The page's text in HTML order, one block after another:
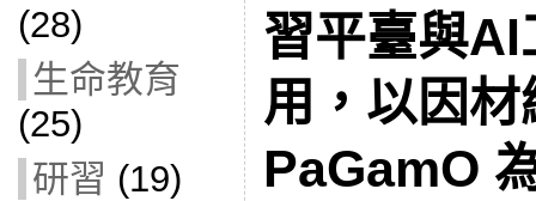
(28)
生命教育
(25)
研習 (19)
習平臺與
用，以因
PaGamO